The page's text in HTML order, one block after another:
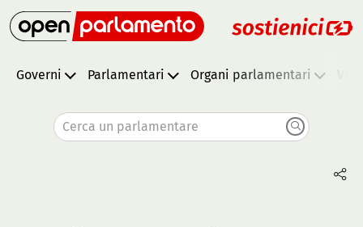
Governi Parlamentari Organi parlamentari
Cerca un parlamentare